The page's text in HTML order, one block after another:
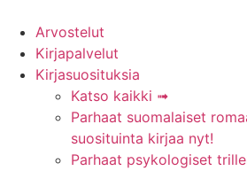
Arvostelut
Kirjapalvelut
Kirjasuosituksia
Katso kaikki ➟
Parhaat suomalaiset
suosituinta kirjaa nyt!
Parhaat psykologiset